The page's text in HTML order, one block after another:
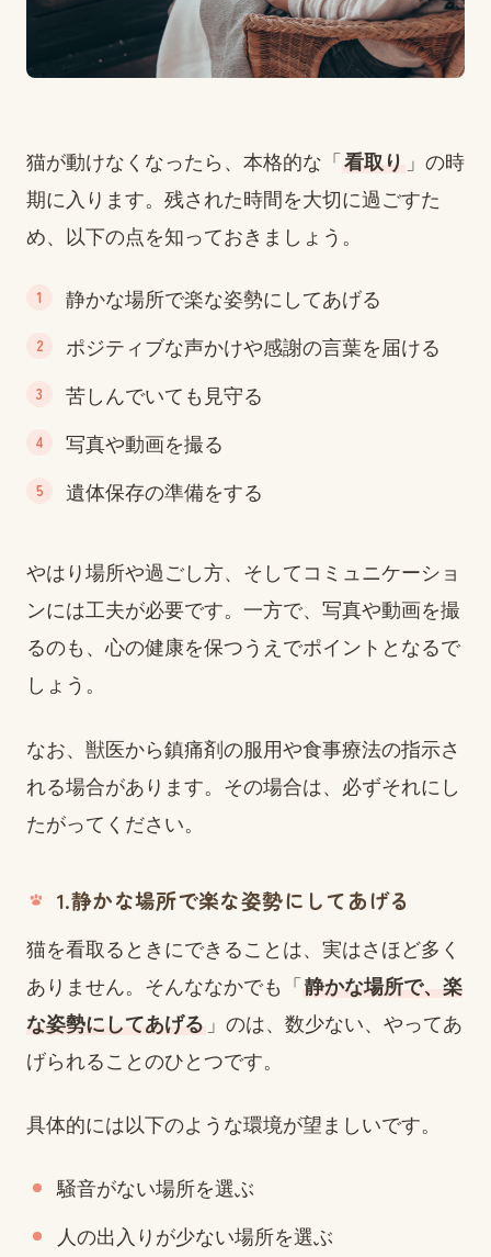
猫が動けなくなったら、本格的な「看取り 」の時
期に入ります。残された時間を大切に過ごすた
め、以下の点を知っておきましょう。
静かな場所で楽な姿勢にしてあげる
ポジティブな声かけや感謝の言葉を届ける
苦しんでいても見守る
写真や動画を撮る
遺体保存の準備をする
やはり場所や過ごし方、そしてコミュニケーショ
ンには工夫が必要です。一方で、写真や動画を撮
るのも、心の健康を保つうえでポイントとなるで
しょう。
なお、獣医から鎮痛剤の服用や食事療法の指示さ
れる場合があります。その場合は、必ずそれにし
たがってください。
1.静かな場所で楽な姿勢にしてあげる
猫を看取るときにできることは、実はさほど多く
ありません。そんななかでも「静かな場所で、楽
な姿勢にしてあげる 」のは、数少ない、やってあ
げられることのひとつです。
具体的には以下のような環境が望ましいです。
騒音がない場所を選ぶ
人の出入りが少ない場所を選ぶ